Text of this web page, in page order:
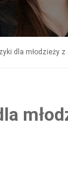
dla młodzieży z